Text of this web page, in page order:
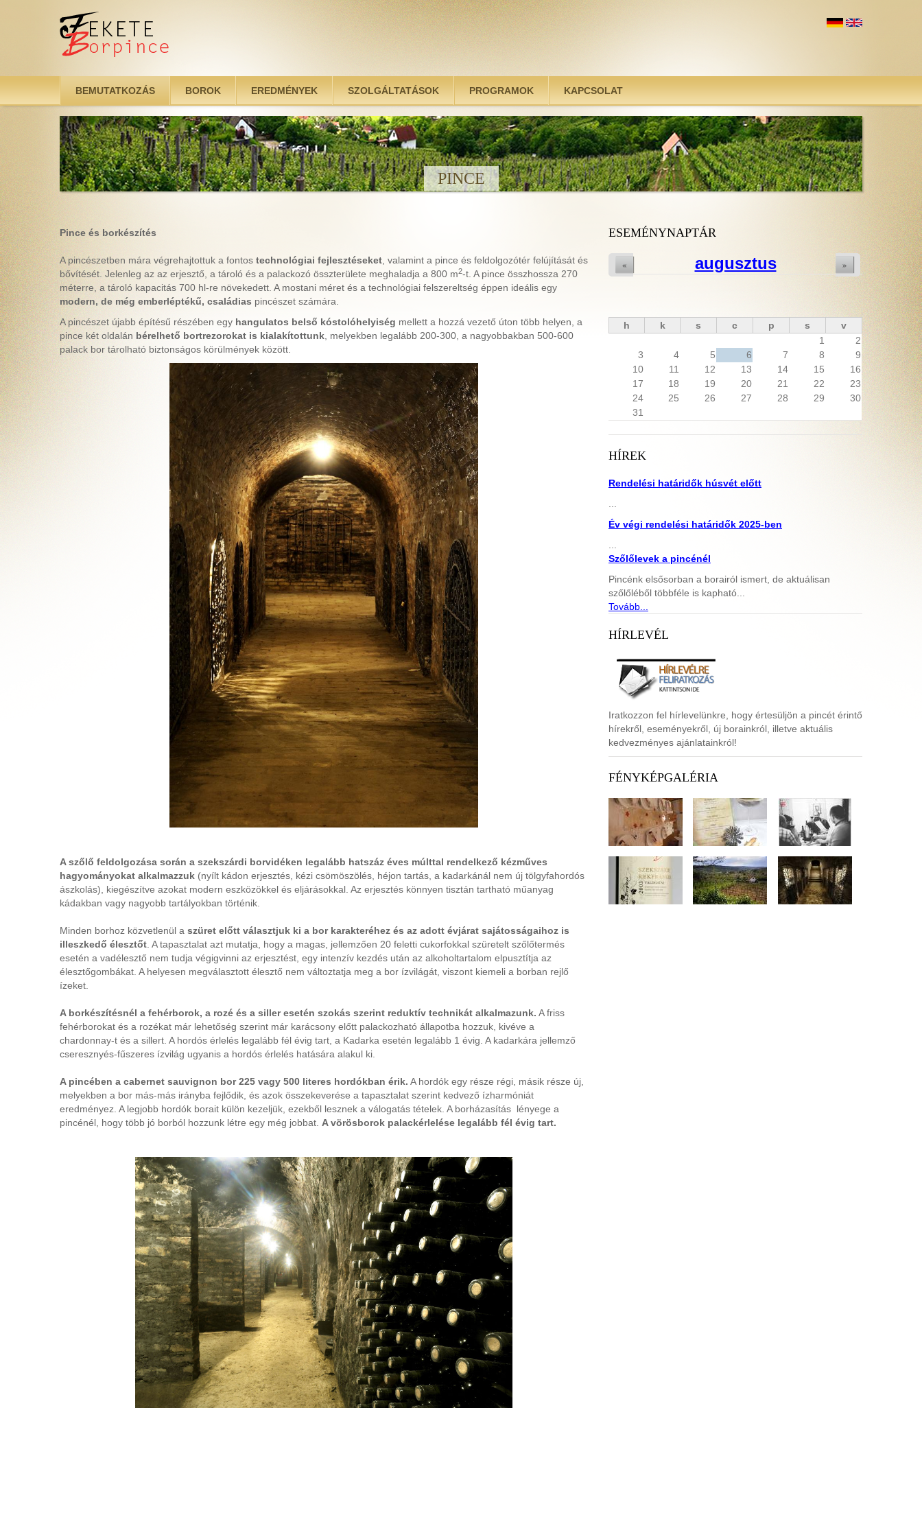
BEMUTATKOZÁS BOROK EREDMÉNYEK SZOLGÁLTATÁSOK PROGRAMOK KAPCSOLAT
PINCE
Pince és borkészítés
A pincészetben mára végrehajtottuk a fontos technológiai fejlesztéseket , valamint a pince és feldolgozótér felújítását és
bővítését. Jelenleg az az erjesztő, a tároló és a palackozó összterülete meghaladja a 800 m2-t. A pince összhossza 270
méterre, a tároló kapacitás 700 hl-re növekedett. A mostani méret és a technológiai felszereltség éppen ideális egy
modern, de még emberléptékű, családias pincészet számára.
A pincészet újabb építésű részében egy hangulatos belső kóstolóhelyiség mellett a hozzá vezető úton több helyen, a
pince két oldalán bérelhető bortrezorokat is kialakítottunk , melyekben legalább 200-300, a nagyobbakban 500-600
palack bor tárolható biztonságos körülmények között.
A szőlő feldolgozása során a szekszárdi borvidéken legalább hatszáz éves múlttal rendelkező kézműves
hagyományokat alkalmazzuk (nyílt kádon erjesztés, kézi csömöszölés, héjon tartás, a kadarkánál nem új tölgyfahordós
ászkolás), kiegészítve azokat modern eszközökkel és eljárásokkal. Az erjesztés könnyen tisztán tartható műanyag
kádakban vagy nagyobb tartályokban történik.
Minden borhoz közvetlenül a szüret előtt választjuk ki a bor karakteréhez és az adott évjárat sajátosságaihoz is
illeszkedő élesztőt . A tapasztalat azt mutatja, hogy a magas, jellemzően 20 feletti cukorfokkal szüretelt szőlőtermés
esetén a vadélesztő nem tudja végigvinni az erjesztést, egy intenzív kezdés után az alkoholtartalom elpusztítja az
élesztőgombákat. A helyesen megválasztott élesztő nem változtatja meg a bor ízvilágát, viszont kiemeli a borban rejlő
ízeket.
A borkészítésnél a fehérborok, a rozé és a siller esetén szokás szerint reduktív technikát alkalmazunk. A friss
fehérborokat és a rozékat már lehetőség szerint már karácsony előtt palackozható állapotba hozzuk, kivéve a
chardonnay-t és a sillert. A hordós érlelés legalább fél évig tart, a Kadarka esetén legalább 1 évig. A kadarkára jellemző
cseresznyés-fűszeres ízvilág ugyanis a hordós érlelés hatására alakul ki.
A pincében a cabernet sauvignon bor 225 vagy 500 literes hordókban érik. A hordók egy része régi, másik része új,
melyekben a bor más-más irányba fejlődik, és azok összekeverése a tapasztalat szerint kedvező ízharmóniát
eredményez. A legjobb hordók borait külön kezeljük, ezekből lesznek a válogatás tételek. A borházasítás lényege a
pincénél, hogy több jó borból hozzunk létre egy még jobbat. A vörösborok palackérlelése legalább fél évig tart.
ESEMÉNYNAPTÁR
augusztus
« »
h k s c p s
v
1
2
3
4 5 6 7 8
9
10
11 12 13 14 15
16
17
18 19 20 21 22
23
24
25 26 27 28 29
30
31
HÍREK
Rendelési határidők húsvét előtt
Év végi rendelési határidők 2025-ben
Szőlőlevek a pincénél
Pincénk elsősorban a borairól ismert, de aktuálisan
szőlőléből többféle is kapható...
Tovább...
HÍRLEVÉL
Iratkozzon fel hírlevelünkre, hogy értesüljön a pincét érintő
hírekről, eseményekről, új borainkról, illetve aktuális
kedvezményes ajánlatainkról!
FÉNYKÉPGALÉRIA